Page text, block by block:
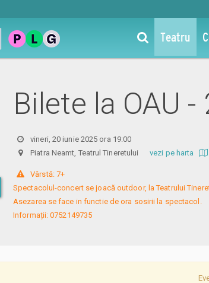
Teatru
Bilete la OAU
vineri, 20 iunie 2025 ora 19:00
Piatra Neamt, Teatrul Tineretuluivezi pe harta
Vârstă: 7+
Spectacolul-concert se joacă outdoor, la Teatrului
Asezarea se face in functie de ora sosirii la spectacol.
Informații: 0752149735